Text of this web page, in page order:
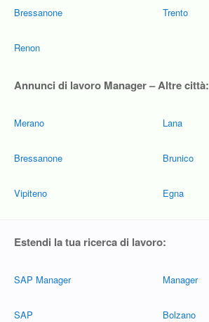
Bressanone
Renon
Trento
Annunci di lavoro Manager – Altre città:
Merano
Bressanone
Vipiteno
Lana
Brunico
Egna
Estendi la tua ricerca di lavoro:
SAP Manager
SAP
Manager
Bolzano